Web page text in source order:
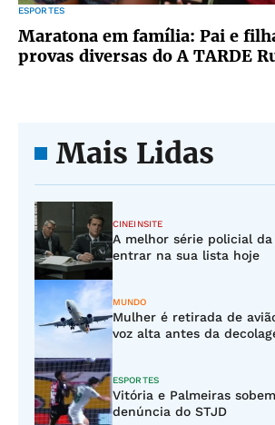
ESPORTES
Maratona em família: Pai e
provas diversas do A TARDE
Mais Lidas
CINEINSITE
A melhor série policial
entrar na sua lista hoje
MUNDO
Mulher é retirada de
voz alta antes da
ESPORTES
Vitória e Palmeiras
denúncia do STJD